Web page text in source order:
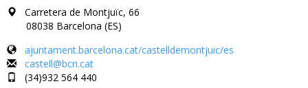
Carretera de Montjuïc, 66
08038 Barcelona (ES)
ajuntament.barcelona.cat/castelldemontjuic/es
castell@bcn.cat
(34)932 564 440